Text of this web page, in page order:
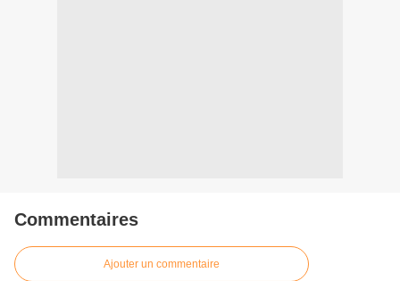
Commentaires
Ajouter un commentaire